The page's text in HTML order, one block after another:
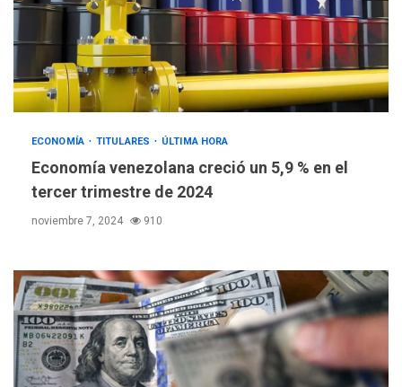
ECONOMÍA TITULARES ÚLTIMA HORA
Economía venezolana creció un 5,9 % en el
tercer trimestre de 2024
noviembre 7, 2024 910